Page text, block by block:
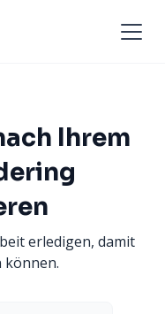
Ihrem
erledigen, damit
können.